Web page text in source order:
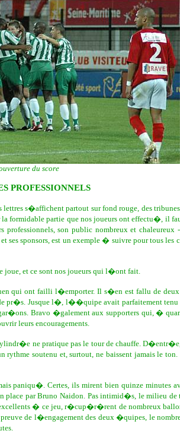
du score
PROFESSIONNELS
s�affichent partout sur fond rouge, des
partie que nos joueurs ont effectu�, il
professionnels, son public nombreux et
sponsors, est un exemple � suivre pour tous
et ce sont nos joueurs qui l�ont fait.
qui ont failli l�emporter. Il s�en est fallu
pr�s. Jusque l�, l��quipe avait parfaitement
Bravo �galement aux supporters qui, �
leurs encouragements.
ne pratique pas le tour de chauffe.
soutenu et, surtout, ne baissent jamais le
paniqu�. Certes, ils mirent bien quinze minutes
par Bruno Naidon. Pas intimid�s, le milieu de
� ce jeu, r�cup�r�rent de nombreux
de l�engagement des deux �quipes, le